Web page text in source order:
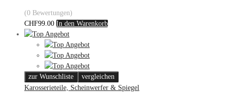
(0 Bewertungen)
CHF99.00 In den Warenkorb
zur Wunschliste
vergleichen
Karosserieteile, Scheinwerfer & Spiegel